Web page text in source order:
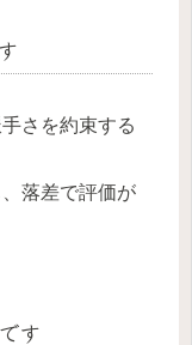
さを約束する
落差で評価が
す